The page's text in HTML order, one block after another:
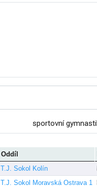
sportovní
Oddíl
T.J. Sokol Kolín
T.J. Sokol Moravská Ostrava 1